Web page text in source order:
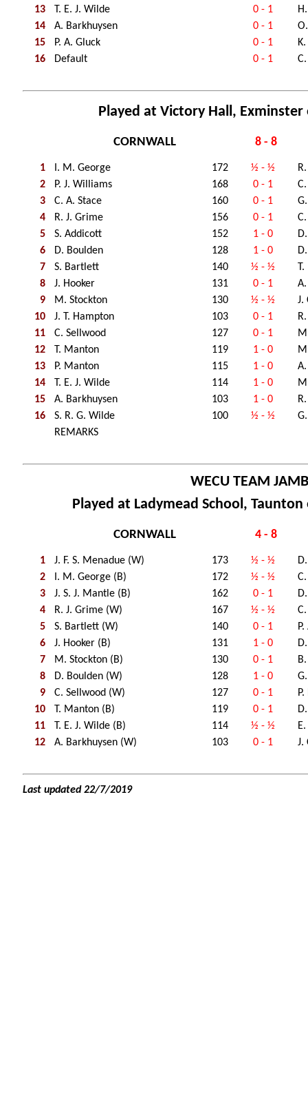
13 T. E. J. Wilde 0 - 1
14
A. Barkhuysen 0 - 1
15
P. A. Gluck 0 - 1
16
Default 0 - 1
Played at Victory Hall, Exminster
CORNWALL 8 - 8
1 I. M. George 172 ½ - ½
2
P. J. Williams 168 0 - 1
3
C. A. Stace 160 0 - 1
4
R. J. Grime 156 0 - 1
5
S. Addicott 152 1 - 0
6
D. Boulden 128 1 - 0
7
S. Bartlett 140 ½ - ½
T.
8
J. Hooker 131 0 - 1
9
M. Stockton 130 ½ - ½
J.
10
J. T. Hampton 103 0 - 1
11
C. Sellwood 127 0 - 1
12
T. Manton 119 1 - 0
13
P. Manton 115 1 - 0
14
T. E. J. Wilde 114 1 - 0
15
A. Barkhuysen 103 1 - 0
16
S. R. G. Wilde 100 ½ - ½
REMARKS
WECU TEAM
Played at Ladymead School, Taunton
CORNWALL 4 - 8
1 J. F. S. Menadue (W) 173 ½ - ½
2
I. M. George (B) 172 ½ - ½
3
J. S. J. Mantle (B) 162 0 - 1
4
R. J. Grime (W) 167 ½ - ½
5
S. Bartlett (W) 140 0 - 1
6
J. Hooker (B) 131 1 - 0
7
M. Stockton (B) 130 0 - 1
8
D. Boulden (W) 128 1 - 0
9
C. Sellwood (W) 127 0 - 1
10
T. Manton (B) 119 0 - 1
11
T. E. J. Wilde (B) 114 ½ - ½
12
A. Barkhuysen (W) 103 0 - 1 J.
Last updated 22/7/2019